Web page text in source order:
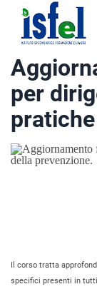
Isfel
Istituto
specialistico
formazione
e
lavoro
per
Il corso tratta
specifici presenti in